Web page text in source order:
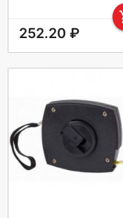
252.20 ₽